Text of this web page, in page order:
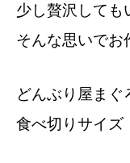
少し贅沢しても
そんな思いでお
どんぶり屋まぐ
食べ切りサイズ